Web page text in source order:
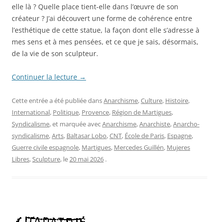
elle là ? Quelle place tient-elle dans l’œuvre de son
créateur ? J’ai découvert une forme de cohérence entre
l’esthétique de cette statue, la façon dont elle s’adresse à
mes sens et à mes pensées, et ce que je sais, désormais,
de la vie de son sculpteur.
Continuer la lecture →
Cette entrée a été publiée dansAnarchisme,Culture, Histoire,
International, Politique, Provence, Région de Martigues,
Syndicalisme, et marquée avecAnarchisme,Anarchiste,Anarcho-
syndicalisme,Arts, Baltasar Lobo,CNT, École de Paris, Espagne,
Guerre civile espagnole, Martigues, Mercedes Guillén, Mujeres
Libres,Sculpture, le20 mai 2026 .